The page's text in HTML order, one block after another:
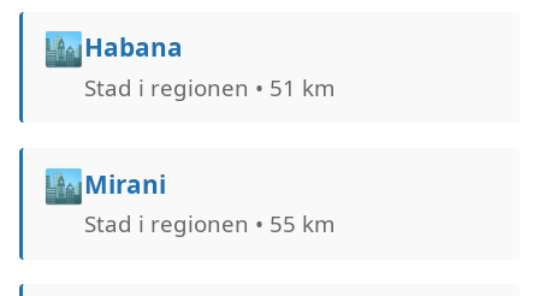
🏙️Habana
Stad i regionen • 51 km
🏙️Mirani
Stad i regionen • 55 km